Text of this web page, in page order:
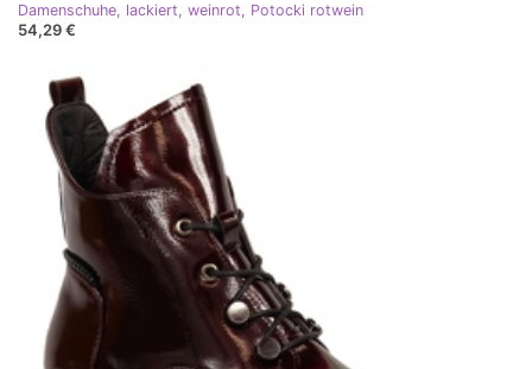
Damenschuhe, lackiert, weinrot, Potocki rotwein
54,29 €